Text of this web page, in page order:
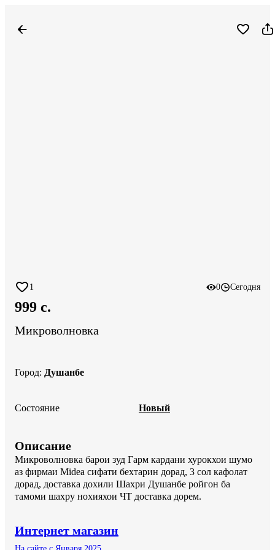
1 0 Сегодня
999 c.
Микроволновка
Город: Душанбе
Состояние Новый
Описание
Микроволновка барои зуд Гарм кардани хурокхои шумо
аз фирмаи Midea сифати бехтарин дорад, 3 сол кафолат
дорад, доставка дохили Шахри Душанбе ройгон ба
тамоми шахру нохияхои ЧТ доставка дорем.
Интернет магазин